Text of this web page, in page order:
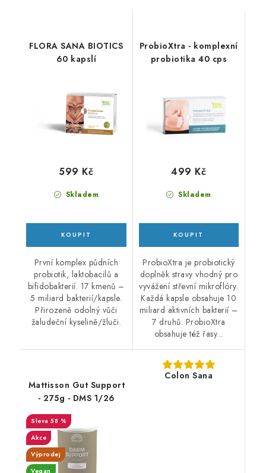
FLORA SANA BIOTICS
60 kapslí
Skladem
599 Kč
První komplex půdních
probiotik, laktobacilů a
bifidobakterií. 17 kmenů –
5 miliard bakterií/kapsle.
Přirozeně odolný vůči
žaludeční kyselině/žluči.
ProbioXtra - komplexní
probiotika 40 cps
Skladem
499 Kč
ProbioXtra je probiotický
doplněk stravy vhodný pro
vyvážení střevní mikroflóry.
Každá kapsle obsahuje 10
miliard aktivních bakterií –
7 druhů. ProbioXtra
obsahuje též řasy...
Mattisson Gut Support
- 275g - DMS 1/26
58 %
Akce
Výprodej
Vegan
Colon Sana